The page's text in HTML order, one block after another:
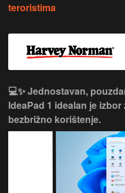
teroristima
💻✨ Jednostavan,
IdeaPad 1 idealan je
bezbrižno korištenje.